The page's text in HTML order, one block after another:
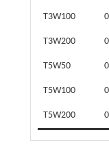
T3W100
T3W200
T5W50
T5W100
T5W200